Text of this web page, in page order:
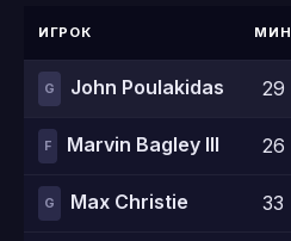
ИГРОК МИН
G John Poulakidas 29
F Marvin Bagley III 26
G Max Christie 33